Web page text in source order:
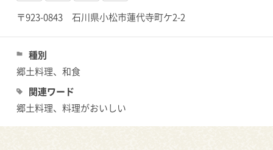
〒923-0843 石川県小松市蓮代寺町ケ2-2
種別
郷土料理、和食
関連ワード
郷土料理、料理がおいしい